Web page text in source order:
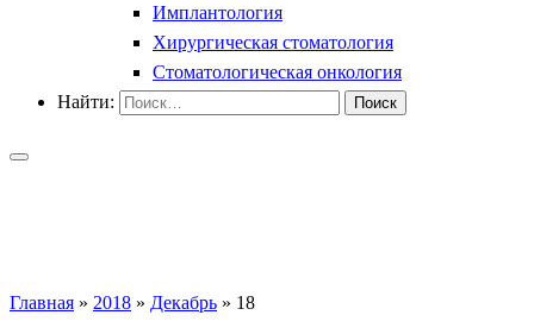
Имплантология
Хирургическая стоматология
Стоматологическая онкология
Найти:
Главная » 2018 » Декабрь » 18